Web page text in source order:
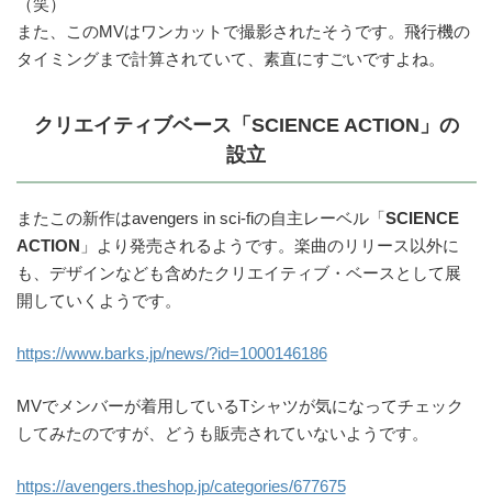
（笑）
また、このMVはワンカットで撮影されたそうです。飛行機の
タイミングまで計算されていて、素直にすごいですよね。
クリエイティブベース「SCIENCE ACTION」の
設立
またこの新作はavengers in sci-fiの自主レーベル「SCIENCE
ACTION 」より発売されるようです。楽曲のリリース以外に
も、デザインなども含めたクリエイティブ・ベースとして展
開していくようです。
https://www.barks.jp/news/?id=1000146186
MVでメンバーが着用しているTシャツが気になってチェック
してみたのですが、どうも販売されていないようです。
https://avengers.theshop.jp/categories/677675